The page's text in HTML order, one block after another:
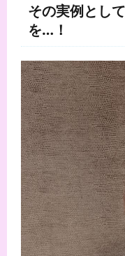
その実例とし
を…！